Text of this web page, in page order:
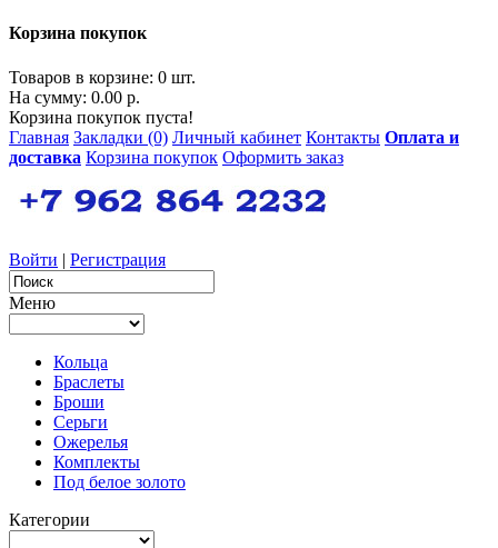
Корзина покупок
Товаров в корзине: 0 шт.
На сумму: 0.00 р.
Корзина покупок пуста!
Главная Закладки (0) Личный кабинет Контакты Оплата и
доставка Корзина покупок Оформить заказ
Войти | Регистрация
Меню
Кольца
Браслеты
Броши
Серьги
Ожерелья
Комплекты
Под белое золото
Категории